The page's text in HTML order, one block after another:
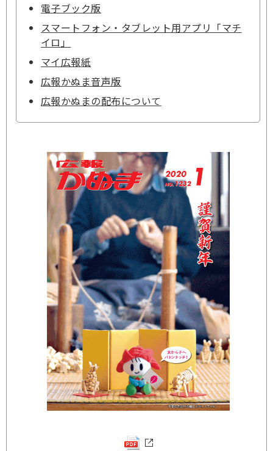
電子ブック版
スマートフォン・タブレット用アプリ「マチ
イロ」
マイ広報紙
広報かぬま音声版
広報かぬまの配布について